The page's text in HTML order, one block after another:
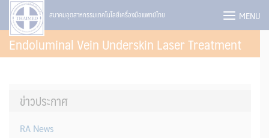
Skip
content
สมาคมอุตสาหกรรมเทคโนโลยีเครื่องมือแพทย์ไทย MENU
Endoluminal Vein Underskin Laser Treatment
ข่าวประกาศ
RA News